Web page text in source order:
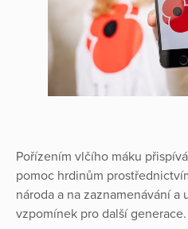
Pořízením vlčího máku
pomoc hrdinům
národa a na zaznamenávání a
vzpomínek pro další generace.